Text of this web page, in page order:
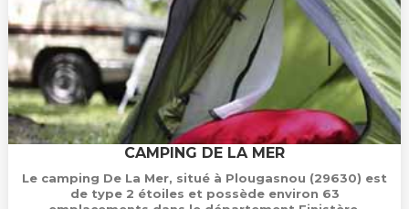
CAMPING DE LA MER
Le camping De La Mer, situé à Plougasnou (29630) est
de type 2 étoiles et possède environ 63